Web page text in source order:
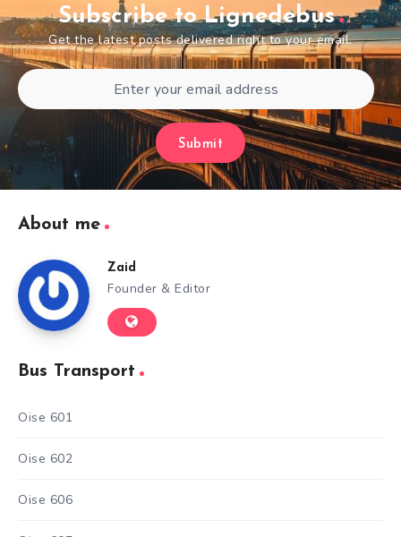
Subscribe to Lignedebus
Get the latest posts delivered right to your email.
Submit
About me
Zaid
Founder & Editor
Bus Transport
Oise 601
Oise 602
Oise 606